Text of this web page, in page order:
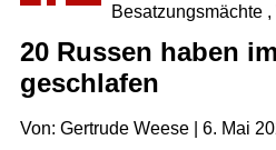
Besatzungsmächte
20 Russen haben
geschlafen
Von: Gertrude Weese | 6. Mai